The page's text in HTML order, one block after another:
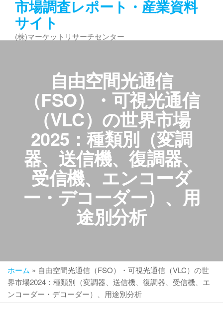
ン
市場調査レポート・産業資料
サイト
(株)マーケットリサーチセンター
自由空間光通信
（FSO）・可視光通信
（VLC）の世界市場
2025：種類別（変調
器、送信機、復調器、
受信機、エンコーダ
ー・デコーダー）、用
途別分析
ホーム » 自由空間光通信（FSO）・可視光通信（VLC）の世
界市場2024：種類別（変調器、送信機、復調器、受信機、エ
ンコーダー・デコーダー）、用途別分析